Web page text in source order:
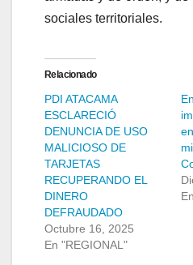
sociales territoriales.
Relacionado
PDI ATACAMA
ESCLARECIÓ
DENUNCIA DE USO
MALICIOSO DE
TARJETAS
RECUPERANDO EL
DINERO
DEFRAUDADO
Octubre 16, 2025
En "REGIONAL"